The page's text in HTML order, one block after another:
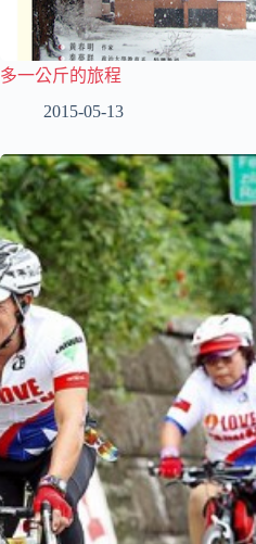
多一公斤的旅程
2015-05-13